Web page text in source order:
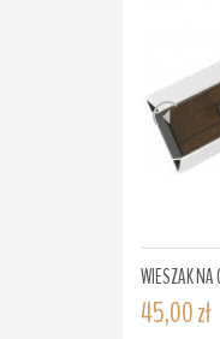
WIESZAK
45,00 zł